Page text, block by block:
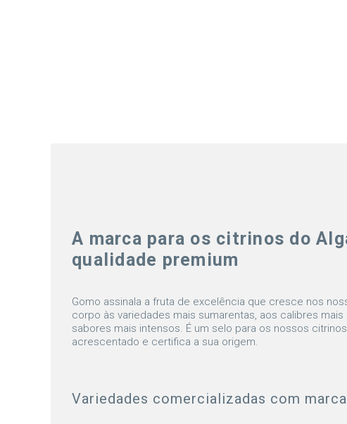
A marca para os citrinos do
qualidade premium
Gomo assinala a fruta de excelência que cresce nos
corpo às variedades mais sumarentas, aos calibres
sabores mais intensos. É um selo para os nossos
acrescentado e certifica a sua origem.
Variedades comercializadas com marca